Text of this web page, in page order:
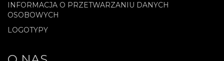
INFORMACJA O PRZETWARZANIU DANYCH
OSOBOWYCH
LOGOTYPY